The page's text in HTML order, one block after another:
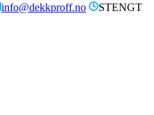
info@dekkproff.no
STENGT